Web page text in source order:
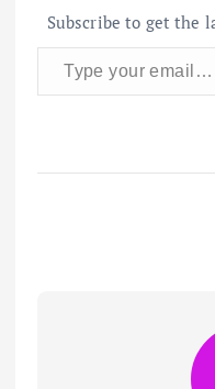
Subscribe to get the
Type your email…